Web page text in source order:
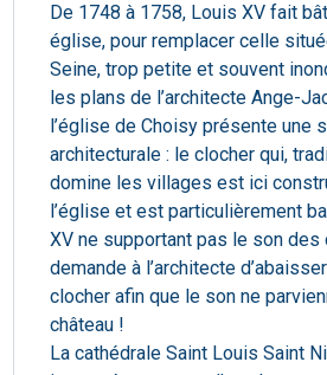
De 1748 à 1758, Louis XV fait
église, pour remplacer celle
Seine, trop petite et souvent
les plans de l’architecte Ange-
l’église de Choisy présente une
architecturale : le clocher qui,
domine les villages est ici
l’église et est particulièrement
XV ne supportant pas le son des
demande à l’architecte
clocher afin que le son ne
château !
La cathédrale Saint Louis Saint